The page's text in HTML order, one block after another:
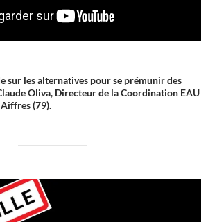
sur les alternatives pour se prémunir des
Oliva, Directeur de la Coordination EAU
Aiffres (79).